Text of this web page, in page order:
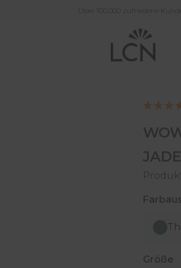
Über 100.000 zufriedene
Größe